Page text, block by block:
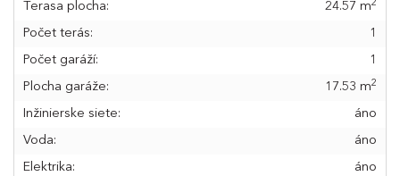
Terasa plocha: 24.57 m2
Počet terás:
1
Počet garáží:
1
Plocha garáže:
17.53 m2
Inžinierske siete:
áno
Voda:
áno
Elektrika:
áno